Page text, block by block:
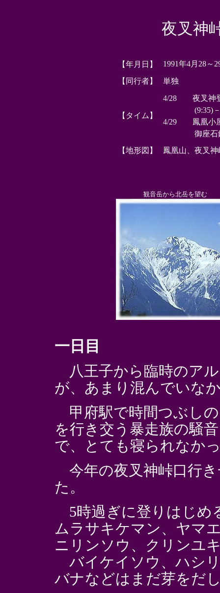
夜叉神
【年月日】 1991年4月28～
【同行者】 単独
【タイム】
4/28 夜叉神登
(9:35)－観
4/29 鳳凰小屋
御座石鉱
【地形図】
鳳凰山、夜叉神
観音岳から北岳を望む
一日目
八王子から臨時のア
が、あまり混んでいな
甲府駅で時間つぶし
を行き交う暴走族の騒
で、とても寝られなか
今年の夜叉神峠口行
た。
5時過ぎに登りはじめ
ムラサキケマン、ヤマ
ニリンソウ、クリンユ
バイケイソウ、ハシ
バナなどはまだ芽をだ